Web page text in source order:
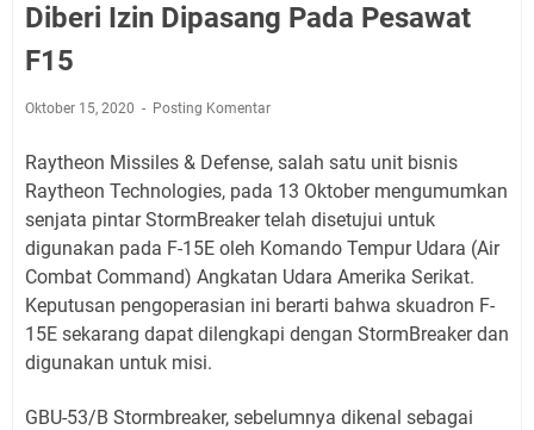
Diberi Izin Dipasang Pada Pesawat
F15
Oktober 15, 2020 Posting Komentar
Raytheon Missiles & Defense, salah satu unit bisnis
Raytheon Technologies, pada 13 Oktober mengumumkan
senjata pintar StormBreaker telah disetujui untuk
digunakan pada F-15E oleh Komando Tempur Udara (Air
Combat Command) Angkatan Udara Amerika Serikat.
Keputusan pengoperasian ini berarti bahwa skuadron F-
15E sekarang dapat dilengkapi dengan StormBreaker dan
digunakan untuk misi.
GBU-53/B Stormbreaker, sebelumnya dikenal sebagai